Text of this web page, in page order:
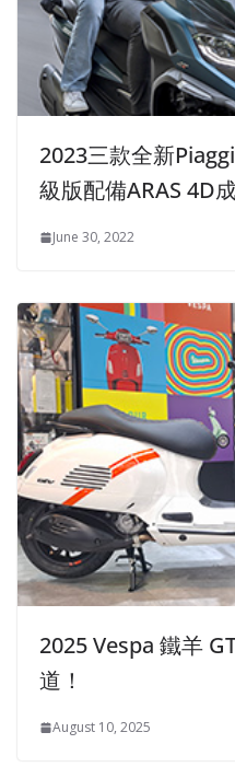
2023三款全新
級版配備ARAS 4D
June 30, 2022
2025 Vespa 鐵羊
道！
August 10, 2025